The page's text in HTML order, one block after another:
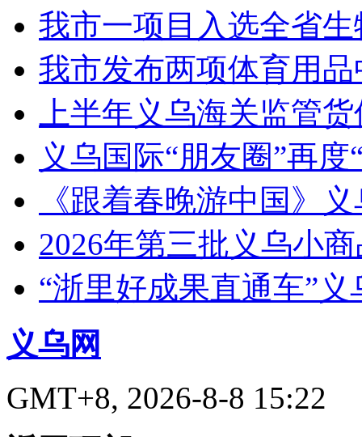
我市一项目入选全省
我市发布两项体育用
上半年义乌海关监管
义乌国际“朋友圈”再度
《跟着春晚游中国》
2026年第三批义乌小
“浙里好成果直通车”
义乌网
GMT+8, 2026-8-8 15:22